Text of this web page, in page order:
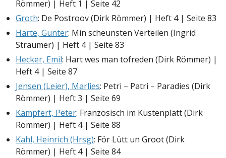
Römmer) | Heft 1 | Seite 42
Groth: De Postroov (Dirk Römmer) | Heft 4 | Seite 83
Harte, Günter: Min scheunsten Verteilen (Ingrid
Straumer) | Heft 4 | Seite 83
Hecker, Emil: Hart wes man tofreden (Dirk Römmer) |
Heft 4 | Seite 87
Jensen (Leier), Marlies: Petri – Patri – Paradies (Dirk
Römmer) | Heft 3 | Seite 69
Kämpfert, Peter: Französisch im Küstenplatt (Dirk
Römmer) | Heft 4 | Seite 88
Kahl, Heinrich (Hrsg): För Lütt un Groot (Dirk
Römmer) | Heft 4 | Seite 84